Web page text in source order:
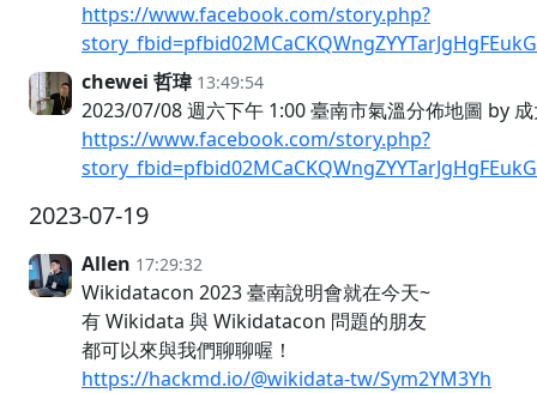
https://www.facebook.com/story.php?
chewei 哲瑋 13:49:54
2023/07/08 週六下午 1:00 臺南市氣溫分佈地圖 by
https://www.facebook.com/story.php?
2023-07-19
Allen 17:29:32
Wikidatacon 2023 臺南說明會就在今天~
有 Wikidata 與 Wikidatacon 問題的朋友
都可以來與我們聊聊喔！
https://hackmd.io/@wikidata-tw/Sym2YM3Yh